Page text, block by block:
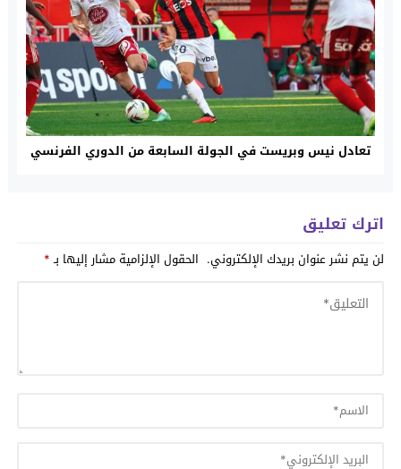
تعادل نيس وبريست في الجولة السابعة من الدوري الفرنسي
اترك تعليق
لن يتم نشر عنوان بريدك الإلكتروني. الحقول الإلزامية مشار إليها بـ*